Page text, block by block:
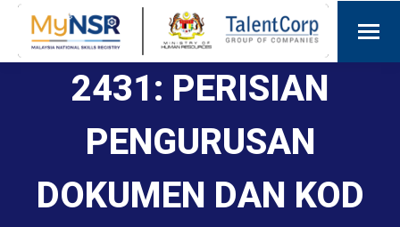
2431: PERISIAN
PENGURUSAN
DOKUMEN DAN KOD